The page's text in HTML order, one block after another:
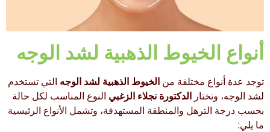
أنواع الخيوط الذهبية لشد الوجه
توجد عدة أنواع مختلفة من الخيوط الذهبية لشد الوجه التي تستخدم
لشد الوجه، وتختار
الدكتورة نجلاء الزغبي النوع المناسب لكل حالة
بحسب درجة الترهل والمنطقة المستهدفة، وتشمل الأنواع الرئيسية
ما يلي: